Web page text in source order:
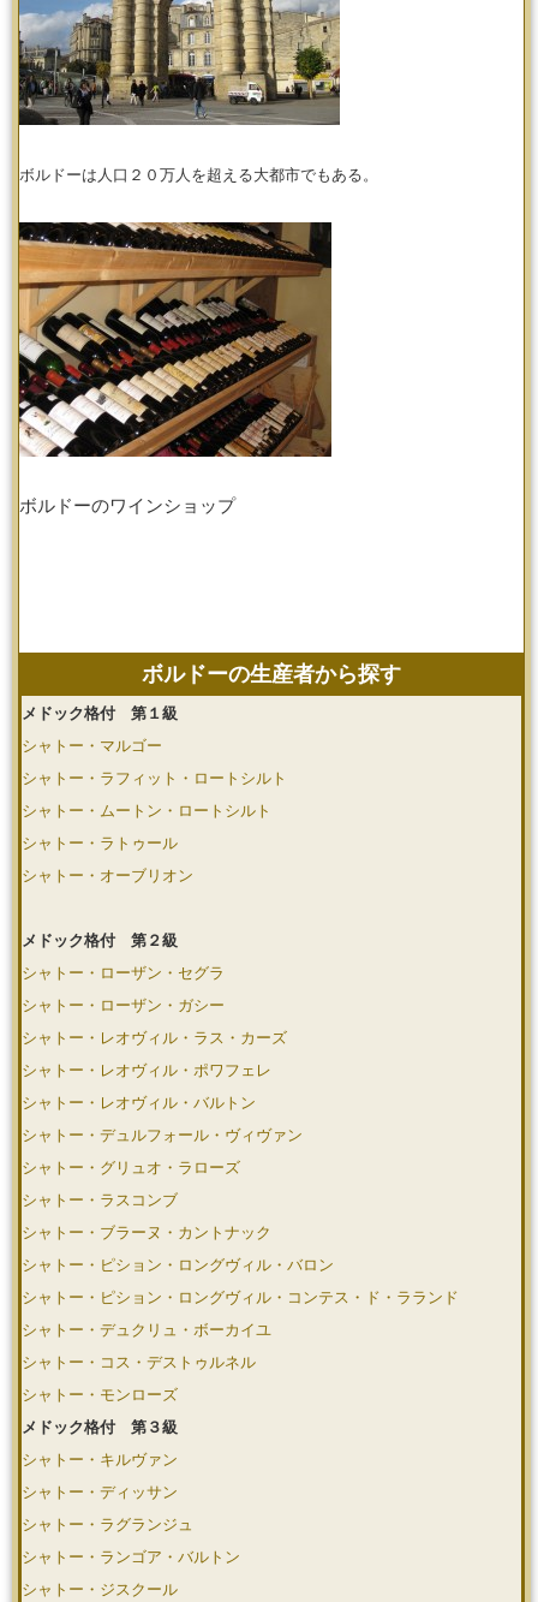
ボルドーは人口２０万人を超える大都市でもある。
ボルドーのワインショップ
ボルドーの生産者から探す
メドック格付 第１級
シャトー・マルゴー
シャトー・ラフィット・ロートシルト
シャトー・ムートン・ロートシルト
シャトー・ラトゥール
シャトー・オーブリオン
メドック格付 第２級
シャトー・ローザン・セグラ
シャトー・ローザン・ガシー
シャトー・レオヴィル・ラス・カーズ
シャトー・レオヴィル・ポワフェレ
シャトー・レオヴィル・バルトン
シャトー・デュルフォール・ヴィヴァン
シャトー・グリュオ・ラローズ
シャトー・ラスコンブ
シャトー・ブラーヌ・カントナック
シャトー・ピション・ロングヴィル・バロン
シャトー・ピション・ロングヴィル・コンテス・ド・ラランド
シャトー・デュクリュ・ボーカイユ
シャトー・コス・デストゥルネル
シャトー・モンローズ
メドック格付 第３級
シャトー・キルヴァン
シャトー・ディッサン
シャトー・ラグランジュ
シャトー・ランゴア・バルトン
シャトー・ジスクール